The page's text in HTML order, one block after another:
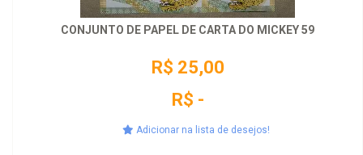
CONJUNTO DE PAPEL DE CARTA DO MICKEY 59
R$ 25,00
R$ -
Adicionar na lista de desejos!